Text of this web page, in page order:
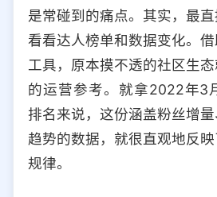
是常碰到的痛点。其实，最
看看达人榜单和数据变化。
工具，原本摸不透的社区生
的运营参考。就拿2022年3
排名来说，这份涵盖粉丝增
趋势的数据，就很直观地反
规律。